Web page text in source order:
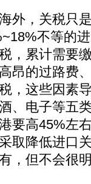
，关税只
不等的
，累计需要
昂的过路费
，这些因素
、电子等五
要高45%左
取降低进口
，但不会很